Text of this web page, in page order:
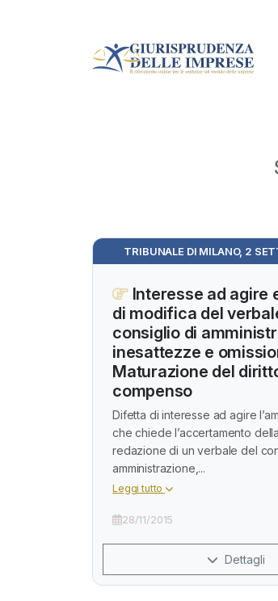
TRIBUNALE DI MILANO, 2
Interesse ad agire
di modifica del
consiglio di
inesattezze e
Maturazione del
compenso
Difetta di interesse ad agire
che chiede l’accertamento
redazione di un verbale del
amministrazione,...
Leggi tutto
28/11/2015
Dettagli